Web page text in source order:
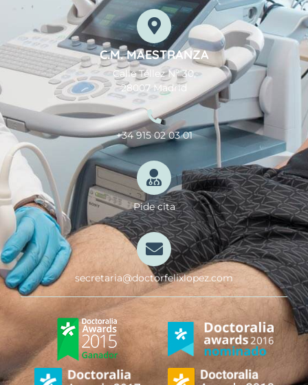
C.M. MAESTRANZA
Calle Téllez Nº 30,
28007 Madrid
+34 915 02 03 01
Pide cita
secretaria@doctorfelixlopez.com